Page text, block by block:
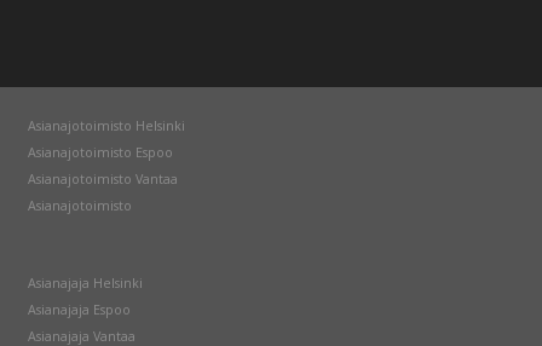
Asianajotoimisto Helsinki
Asianajotoimisto Espoo
Asianajotoimisto Vantaa
Asianajotoimisto
Asianajaja Helsinki
Asianajaja Espoo
Asianajaja Vantaa